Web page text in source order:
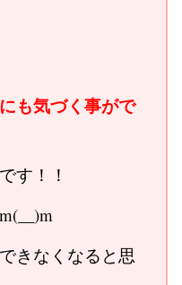
も気づく事がで
す！！
きなくなると思